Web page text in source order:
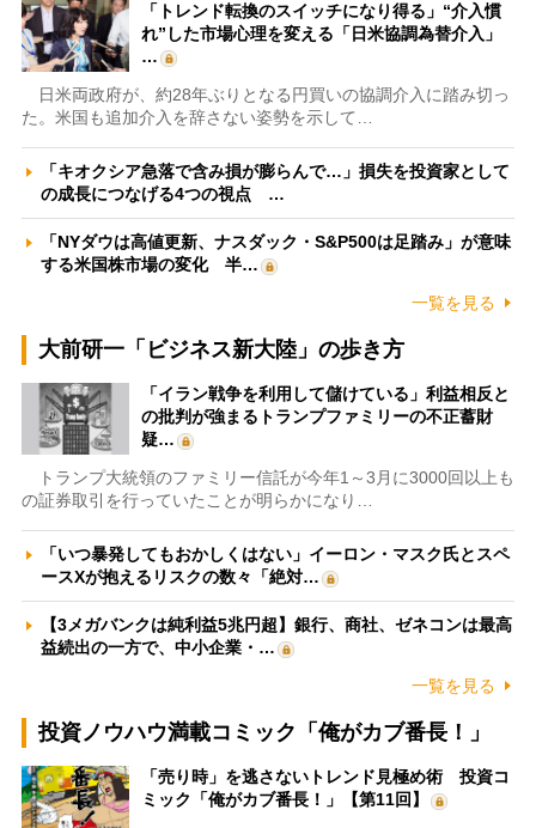
「トレンド転換のスイッチになり得る」“介入慣
れ”した市場心理を変える「日米協調為替介入」
…
日米両政府が、約28年ぶりとなる円買いの協調介入に踏み切っ
た。米国も追加介入を辞さない姿勢を示して…
「キオクシア急落で含み損が膨らんで…」損失を投資家として
の成長につなげる4つの視点 …
「NYダウは高値更新、ナスダック・S&P500は足踏み」が意味
する米国株市場の変化 半…
一覧を見る
大前研一「ビジネス新大陸」の歩き方
「イラン戦争を利用して儲けている」利益相反と
の批判が強まるトランプファミリーの不正蓄財
疑…
トランプ大統領のファミリー信託が今年1～3月に3000回以上も
の証券取引を行っていたことが明らかになり…
「いつ暴発してもおかしくはない」イーロン・マスク氏とスペ
ースXが抱えるリスクの数々「絶対…
【3メガバンクは純利益5兆円超】銀行、商社、ゼネコンは最高
益続出の一方で、中小企業・…
一覧を見る
投資ノウハウ満載コミック「俺がカブ番長！」
「売り時」を逃さないトレンド見極め術 投資コ
ミック「俺がカブ番長！」【第11回】